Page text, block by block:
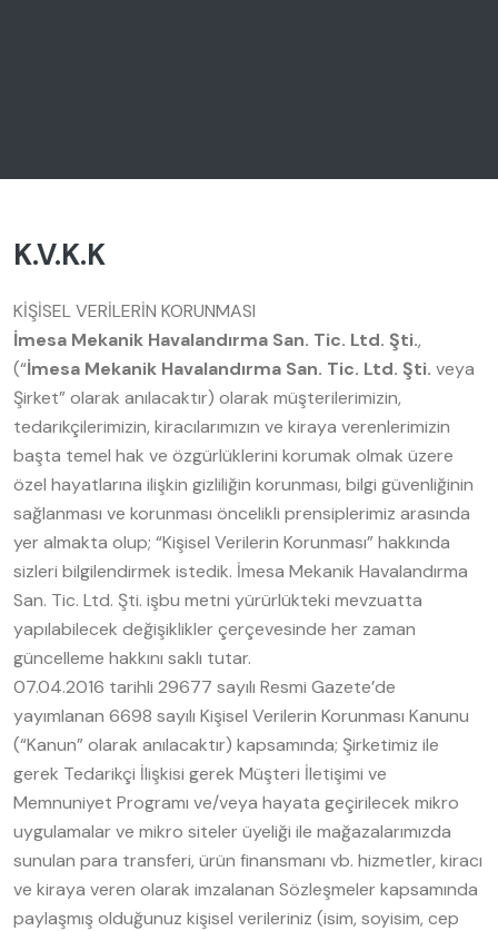
K.V.K.K
KİŞİSEL VERİLERİN KORUNMASI
İmesa Mekanik Havalandırma San. Tic. Ltd. Şti.,
(“İmesa Mekanik Havalandırma San. Tic. Ltd. Şti. veya
Şirket” olarak anılacaktır) olarak müşterilerimizin,
tedarikçilerimizin, kiracılarımızın ve kiraya verenlerimizin
başta temel hak ve özgürlüklerini korumak olmak üzere
özel hayatlarına ilişkin gizliliğin korunması, bilgi güvenliğinin
sağlanması ve korunması öncelikli prensiplerimiz arasında
yer almakta olup; “Kişisel Verilerin Korunması” hakkında
sizleri bilgilendirmek istedik. İmesa Mekanik Havalandırma
San. Tic. Ltd. Şti. işbu metni yürürlükteki mevzuatta
yapılabilecek değişiklikler çerçevesinde her zaman
güncelleme hakkını saklı tutar.
07.04.2016 tarihli 29677 sayılı Resmi Gazete’de
yayımlanan 6698 sayılı Kişisel Verilerin Korunması Kanunu
(“Kanun” olarak anılacaktır) kapsamında; Şirketimiz ile
gerek Tedarikçi İlişkisi gerek Müşteri İletişimi ve
Memnuniyet Programı ve/veya hayata geçirilecek mikro
uygulamalar ve mikro siteler üyeliği ile mağazalarımızda
sunulan para transferi, ürün finansmanı vb. hizmetler, kiracı
ve kiraya veren olarak imzalanan Sözleşmeler kapsamında
paylaşmış olduğunuz kişisel verileriniz (isim, soyisim, cep